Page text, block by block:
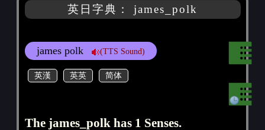
英日字典： james_polk
james polk (TTS Sound)
英漢 英英 简体
The james_polk has 1 Senses.